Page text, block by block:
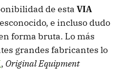
de esta VIA
e incluso dudo
forma bruta. Lo más
grandes fabricantes lo
, Original Equipment